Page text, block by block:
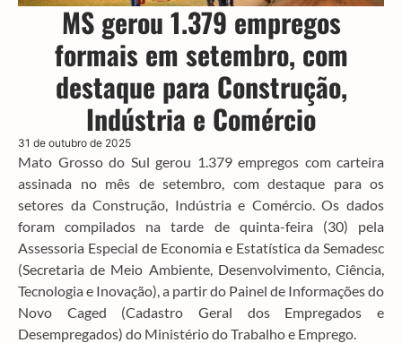
MS gerou 1.379 empregos
formais em setembro, com
destaque para Construção,
Indústria e Comércio
31 de outubro de 2025
Mato Grosso do Sul gerou 1.379 empregos com carteira
assinada no mês de setembro, com destaque para os
setores da Construção, Indústria e Comércio. Os dados
foram compilados na tarde de quinta-feira (30) pela
Assessoria Especial de Economia e Estatística da Semadesc
(Secretaria de Meio Ambiente, Desenvolvimento, Ciência,
Tecnologia e Inovação), a partir do Painel de Informações do
Novo Caged (Cadastro Geral dos Empregados e
Desempregados) do Ministério do Trabalho e Emprego.